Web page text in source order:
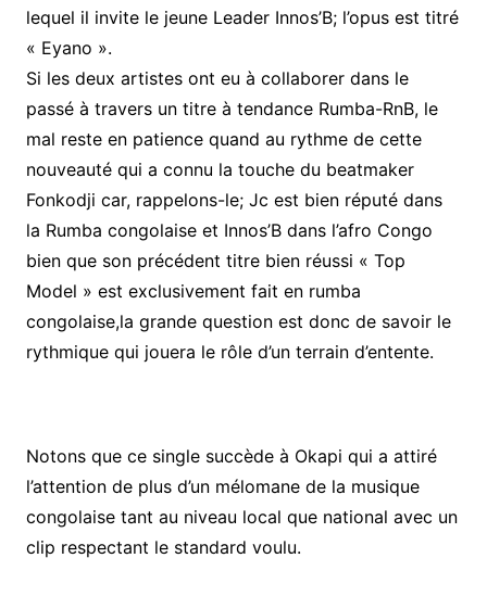
lequel il invite le jeune Leader Innos’B; l’opus est titré
« Eyano ».
Si les deux artistes ont eu à collaborer dans le
passé à travers un titre à tendance Rumba-RnB, le
mal reste en patience quand au rythme de cette
nouveauté qui a connu la touche du beatmaker
Fonkodji car, rappelons-le; Jc est bien réputé dans
la Rumba congolaise et Innos’B dans l’afro Congo
bien que son précédent titre bien réussi « Top
Model » est exclusivement fait en rumba
congolaise,la grande question est donc de savoir le
rythmique qui jouera le rôle d’un terrain d’entente.
Notons que ce single succède à Okapi qui a attiré
l’attention de plus d’un mélomane de la musique
congolaise tant au niveau local que national avec un
clip respectant le standard voulu.